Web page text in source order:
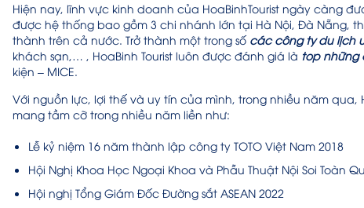
Hiện nay, lĩnh vực kinh doanh của HoaBinhTourist ngày càng
được hệ thống bao gồm 3 chi nhánh lớn tại Hà Nội, Đà Nẵng,
thành trên cả nước. Trở thành một trong số các công ty du lịch
khách sạn,… , HoaBinh Tourist luôn được đánh giá là top những
kiện – MICE.
Với nguồn lực, lợi thế và uy tín của mình, trong nhiều năm qua,
mang tầm cỡ trong nhiều năm liền như:
Lễ kỷ niệm 16 năm thành lập công ty TOTO Việt Nam 2018
Hội Nghị Khoa Học Ngoại Khoa và Phẫu Thuật Nội Soi Toàn
Hội nghị Tổng Giám Đốc Đường sắt ASEAN 2022